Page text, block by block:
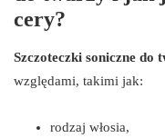
cery?
Szczoteczki soniczne do
względami, takimi jak:
rodzaj włosia,